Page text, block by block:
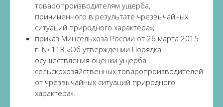
товаропроизводителям ущерба,
причиненного в результате чрезвычайных
ситуаций природного характера»;
приказ Минсельхоза России от 26 марта 2015
г. № 113 «Об утверждении Порядка
осуществления оценки ущерба
сельскохозяйственных товаропроизводителей
от чрезвычайных ситуаций природного
характера».